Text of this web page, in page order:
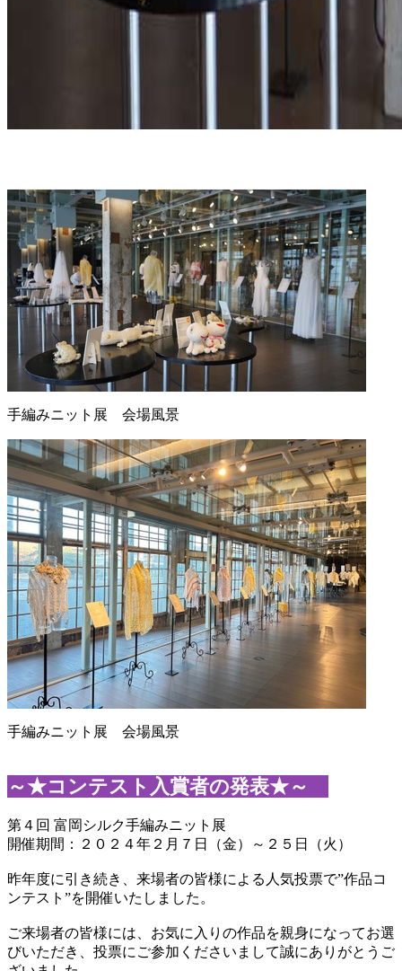
手編みニット展 会場風景
手編みニット展 会場風景
～★コンテスト入賞者の発表★～
第４回 富岡シルク手編みニット展
開催期間：２０２４年２月７日（金）～２５日（火）
昨年度に引き続き、来場者の皆様による人気投票で”作品コ
ンテスト”を開催いたしました。
ご来場者の皆様には、お気に入りの作品を親身になってお選
びいただき、投票にご参加くださいまして誠にありがとうご